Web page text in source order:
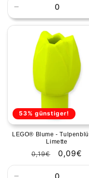
verlagen
Default
53% günstiger!
LEGO® Blume -
Limette
Normale
prijs
0,19€ 0,09€